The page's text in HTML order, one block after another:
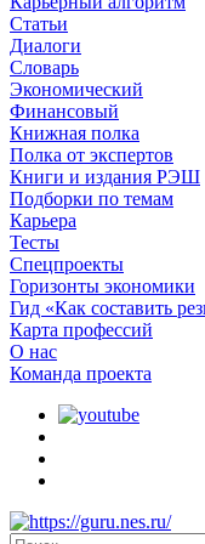
Статьи
Диалоги
Словарь
Экономический
Финансовый
Книжная полка
Полка от экспертов
Книги и издания РЭШ
Подборки по темам
Карьера
Тесты
Спецпроекты
Горизонты экономики
Гид «Как составить
Карта профессий
О наc
Команда проекта